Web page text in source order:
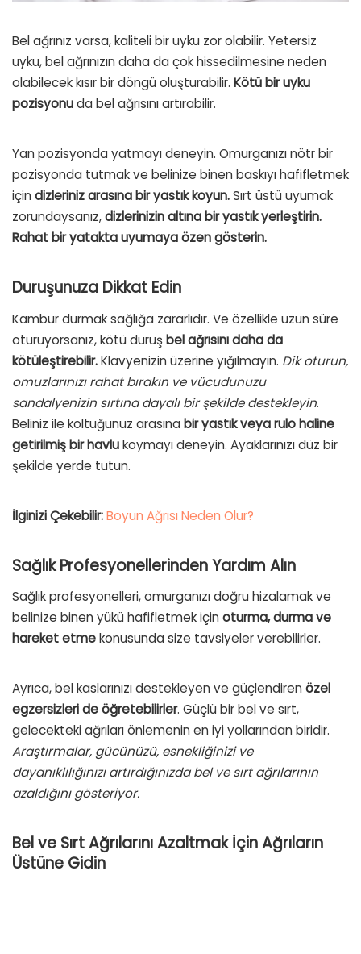
Bel ağrınız varsa, kaliteli bir uyku zor olabilir. Yetersiz
uyku, bel ağrınızın daha da çok hissedilmesine neden
olabilecek kısır bir döngü oluşturabilir. Kötü bir uyku
pozisyonuda bel ağrısını artırabilir.
Yan pozisyonda yatmayı deneyin. Omurganızı nötr bir
pozisyonda tutmak ve belinize binen baskıyı hafifletmek
için dizleriniz arasına bir yastık koyun.Sırt üstü uyumak
zorundaysanız,dizlerinizin altına bir yastık yerleştirin.
Rahat bir yatakta uyumaya özen gösterin.
Duruşunuza Dikkat Edin
Kambur durmak sağlığa zararlıdır. Ve özellikle uzun süre
oturuyorsanız, kötü duruşbel ağrısını daha da
kötüleştirebilir.Klavyenizin üzerine yığılmayın. Dik oturun,
omuzlarınızı rahat bırakın ve vücudunuzu
sandalyenizin sırtına dayalı bir şekilde destekleyin.
Beliniz ile koltuğunuz arasına bir yastık veya rulo haline
getirilmiş bir havlukoymayı deneyin. Ayaklarınızı düz bir
şekilde yerde tutun.
İlginizi Çekebilir:Boyun Ağrısı Neden Olur?
Sağlık Profesyonellerinden Yardım Alın
Sağlık profesyonelleri, omurganızı doğru hizalamak ve
belinize binen yükü hafifletmek için oturma, durma ve
hareket etmekonusunda size tavsiyeler verebilirler.
Ayrıca, bel kaslarınızı destekleyen ve güçlendiren özel
egzersizleri de öğretebilirler. Güçlü bir bel ve sırt,
gelecekteki ağrıları önlemenin en iyi yollarından biridir.
Araştırmalar, gücünüzü, esnekliğinizi ve
dayanıklılığınızı artırdığınızda bel ve sırt ağrılarının
azaldığını gösteriyor.
Bel ve Sırt Ağrılarını Azaltmak İçin Ağrıların
Üstüne Gidin